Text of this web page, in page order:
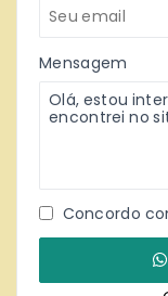
Mensagem
Concordo